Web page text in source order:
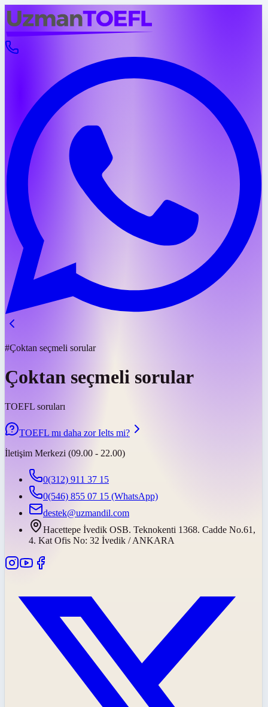
#Çoktan seçmeli sorular
Çoktan seçmeli sorular
TOEFL soruları
TOEFL mı daha zor Ielts mi?
İletişim Merkezi (09.00 - 22.00)
0(312) 911 37 15
0(546) 855 07 15 (WhatsApp)
destek@uzmandil.com
Hacettepe İvedik OSB. Teknokenti 1368. Cadde No.61,
4. Kat Ofis No: 32 İvedik / ANKARA